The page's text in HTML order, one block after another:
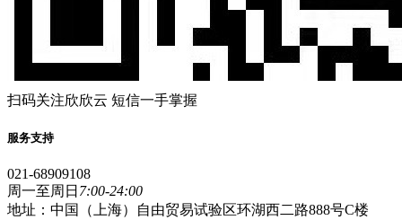
扫码关注欣欣云 短信一手掌握
服务支持
021-68909108
周一至周日 7:00-24:00
地址：中国（上海）自由贸易试验区环湖西二路888号C楼